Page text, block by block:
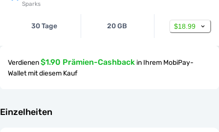
Sparks
30 Tage 20 GB $18.99
Verdienen$1.90 Prämien-Cashback in Ihrem MobiPay-
Wallet mit diesem Kauf
Einzelheiten